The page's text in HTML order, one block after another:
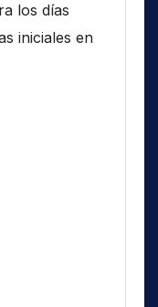
los días
iniciales en